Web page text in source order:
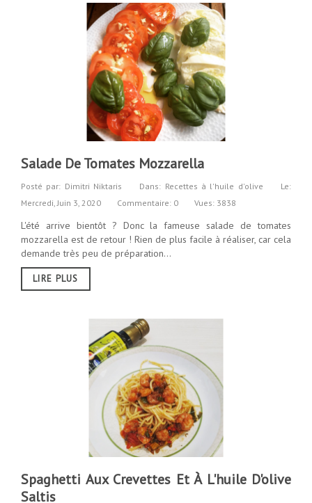
Salade De Tomates Mozzarella
Posté par: Dimitri Niktaris Dans: Recettes à l'huile d'olive
Le:
Mercredi, Juin 3, 2020 Commentaire: 0 Vues: 3838
L'été arrive bientôt ? Donc la fameuse salade de tomates
mozzarella est de retour ! Rien de plus facile à réaliser, car cela
demande très peu de préparation...
LIRE PLUS
Spaghetti Aux Crevettes Et À L'huile D'olive
Saltis